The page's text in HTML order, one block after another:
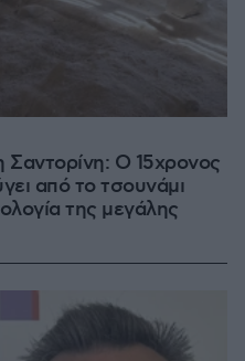
Ο 15χρονος
από το τσουνάμι
της μεγάλης